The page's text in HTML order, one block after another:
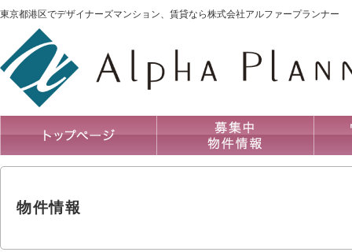
東京都港区でデザイナーズマンション、賃貸なら株式会社アルファープランナー
物件情報